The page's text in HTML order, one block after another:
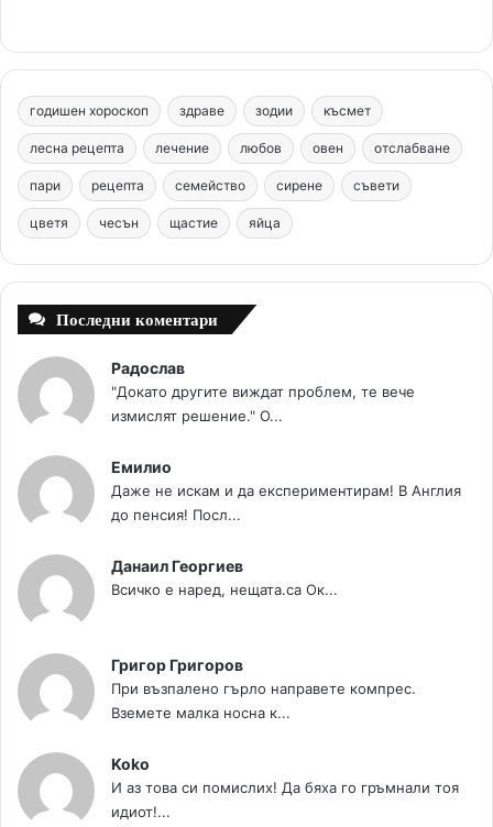
e
b
o
o
k
t
e
r
e
s
t
T
u
b
e
t
a
g
r
m
c
m
годишен хороскоп здраве зодии късмет
лесна рецепта лечение любов овен отслабване
пари рецепта семейство сирене съвети
цветя чесън щастие яйца
Последни коментари
Радослав
"Докато другите виждат проблем, те вече
измислят решение." О...
Емилио
Даже не искам и да експериментирам! В Англия
до пенсия! Посл...
Данаил Георгиев
Всичко е наред, нещата.са Ок...
Григор Григоров
При възпалено гърло направете компрес.
Вземете малка носна к...
Koko
И аз това си помислих! Да бяха го гръмнали тоя
идиот!...